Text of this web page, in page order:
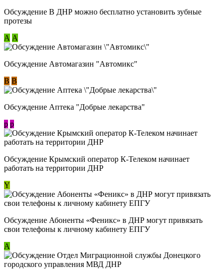
Обсуждение В ДНР можно бесплатно установить зубные
протезы
А А
Обсуждение Автомагазин "Автомикс"
В В
Обсуждение Аптека "Добрые лекарства"
p p
Обсуждение Крымский оператор К-Телеком начинает
работать на территории ДНР
Y
Обсуждение ​Абоненты «Феникс» в ДНР могут привязать
свои телефоны к личному кабинету ЕПГУ
А